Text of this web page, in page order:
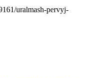
uralmash-pervyj-